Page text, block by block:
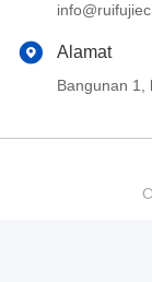
Alamat
Bangunan 1,